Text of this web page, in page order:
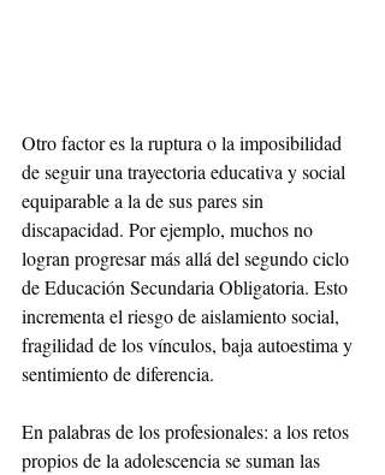
Otro factor es la ruptura o la imposibilidad
de seguir una trayectoria educativa y social
equiparable a la de sus pares sin
discapacidad. Por ejemplo, muchos no
logran progresar más allá del segundo ciclo
de Educación Secundaria Obligatoria. Esto
incrementa el riesgo de aislamiento social,
fragilidad de los vínculos, baja autoestima y
sentimiento de diferencia.
En palabras de los profesionales: a los retos
propios de la adolescencia se suman las